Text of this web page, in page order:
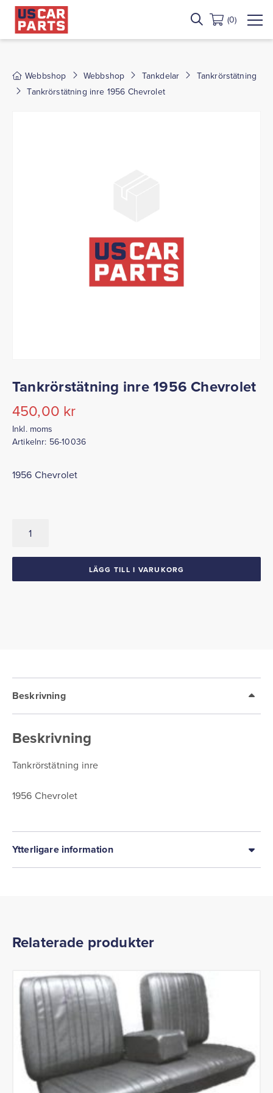
(0)
Webbshop Webbshop Tankdelar
Tankrörstätning
Tankrörstätning inre 1956 Chevrolet
Tankrörstätning inre 1956 Chevrolet
450,00 kr
Inkl. moms
Artikelnr: 56-10036
1956 Chevrolet
LÄGG TILL I VARUKORG
Beskrivning
Beskrivning
Tankrörstätning inre
1956 Chevrolet
Ytterligare information
Relaterade produkter